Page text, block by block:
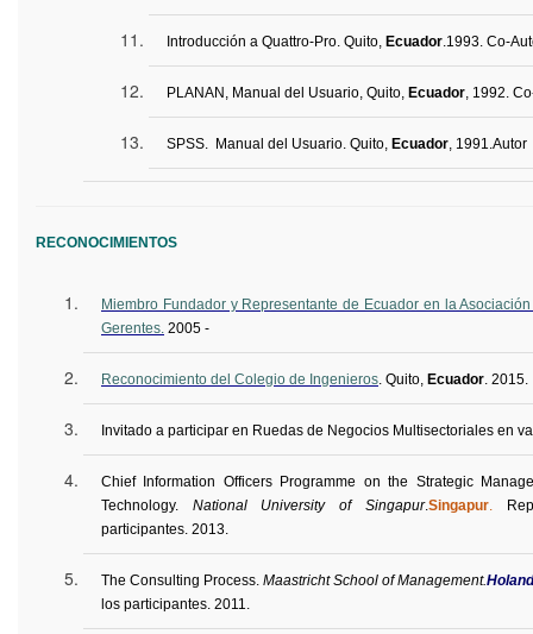
Introducción a Quattro-Pro. Quito, Ecuador 1993. Co-
PLANAN, Manual del Usuario, Quito, Ecuador , 1992.
SPSS. Manual del Usuario. Quito, Ecuador , 1991. Autor
RECONOCIMIENTOS
Miembro Fundador y Representante de Ecuador en la
Gerentes. 2005 -
Reconocimiento del Colegio de Ingenieros . Quito, Ecuador . 2015.
Invitado a participar en Ruedas de Negocios Multisectoriales en
Chief Information Officers Programme on the Strategic
Technology. National University of Singapur.Singapur.
participantes . 2013.
The Consulting Process. Maastricht School of Management.
los participantes. 2011.